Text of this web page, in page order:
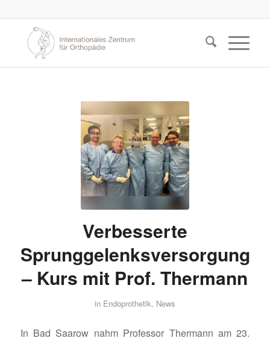
Verbesserte
Sprunggelenksversorgung
– Kurs mit Prof. Thermann
in Endoprothetik, News
In Bad Saarow nahm Professor Thermann am 23.